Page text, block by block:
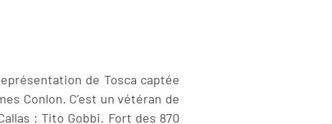
de Tosca captée
Conlon. C’est un vétéran de
: Tito Gobbi. Fort des 870